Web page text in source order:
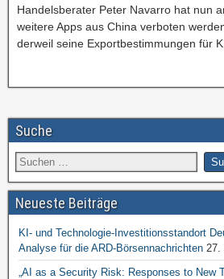
Handelsberater Peter Navarro hat nun
weitere Apps aus China verboten
derweil seine Exportbestimmungen für
Suche
Neueste Beiträge
KI- und Technologie-Investitionsstandort
Analyse für die ARD-Börsennachrichten 27.
„AI as a Security Risk: Responses to New